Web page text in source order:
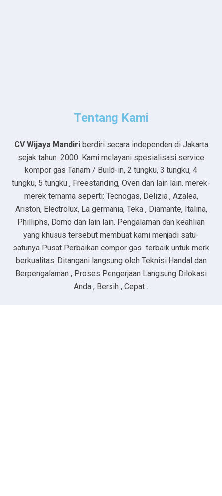
Tentang Kami
CV Wijaya Mandiriberdiri secara independen di Jakarta
sejak tahun 2000. Kami melayani spesialisasi service
kompor gas Tanam / Build-in, 2 tungku, 3 tungku, 4
tungku, 5 tungku , Freestanding, Oven dan lain lain. merek-
merek ternama seperti: Tecnogas, Delizia , Azalea,
Ariston, Electrolux, La germania, Teka , Diamante, Italina,
Philliphs, Domo dan lain lain. Pengalaman dan keahlian
yang khusus tersebut membuat kami menjadi satu-
satunya Pusat Perbaikan compor gas terbaik untuk merk
berkualitas. Ditangani langsung oleh Teknisi Handal dan
Berpengalaman , Proses Pengerjaan Langsung Dilokasi
Anda , Bersih , Cepat .